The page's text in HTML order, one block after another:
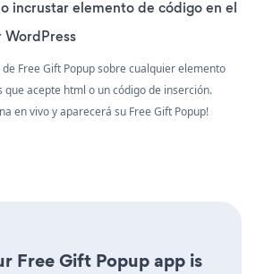
incrustar elemento de código en el
Free Gift Popup sobre cualquier elemento
que acepte html o un código de inserción.
en vivo y aparecerá su Free Gift Popup!
Free Gift Popup app is